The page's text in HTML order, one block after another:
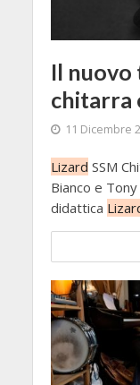
Il nuovo
chitarra
11 Dicembre
Lizard SSM
Bianco e
didattica